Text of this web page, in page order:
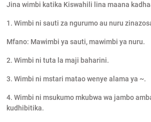
Jina wimbi katika Kiswahili lina maana
1. Wimbi ni sauti za ngurumo au nuru
Mfano: Mawimbi ya sauti, mawimbi ya nuru.
2. Wimbi ni tuta la maji baharini.
3. Wimbi ni mstari matao wenye alama ya ~.
4. Wimbi ni msukumo mkubwa wa jambo
kudhibitika.